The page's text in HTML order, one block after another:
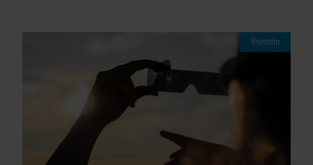
Vriendin